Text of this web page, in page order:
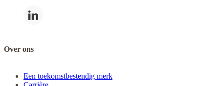
Over ons
Een toekomstbestendig merk